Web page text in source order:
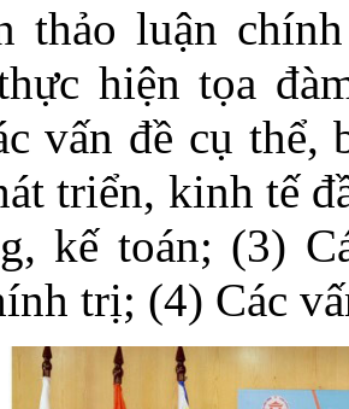
thảo luận
hiện tọa
vấn đề cụ thể,
triển, kinh tế
kế toán; (3)
trị; (4) Các